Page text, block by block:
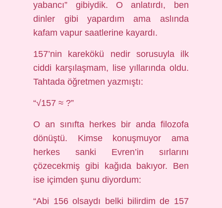
yabancı” gibiydik. O anlatırdı, ben
dinler gibi yapardım ama aslında
kafam vapur saatlerine kayardı.
157’nin karekökü nedir sorusuyla ilk
ciddi karşılaşmam, lise yıllarında oldu.
Tahtada öğretmen yazmıştı:
“√157 ≈ ?”
O an sınıfta herkes bir anda filozofa
dönüştü. Kimse konuşmuyor ama
herkes sanki Evren’in sırlarını
çözecekmiş gibi kağıda bakıyor. Ben
ise içimden şunu diyordum:
“Abi 156 olsaydı belki bilirdim de 157